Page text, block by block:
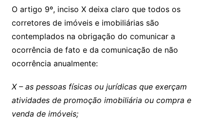
O artigo 9º, inciso X deixa claro que todos os
corretores de imóveis e imobiliárias são
contemplados na obrigação do comunicar a
ocorrência de fato e da comunicação de não
ocorrência anualmente:
X – as pessoas físicas ou jurídicas que exerçam
atividades de promoção imobiliária ou compra e
venda de imóveis;